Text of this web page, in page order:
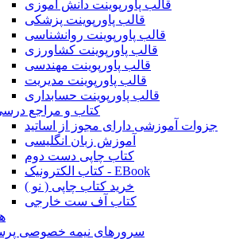
قالب پاورپوینت دانش آموزی
قالب پاورپوینت پزشکی
قالب پاورپوینت روانشناسی
قالب پاورپوینت کشاورزی
قالب پاورپوینت مهندسی
قالب پاورپوینت مدیریت
قالب پاورپوینت حسابداری
کتاب و مراجع
جزوات آموزشی دارای مجوز از اساتید
آموزش زبان انگلیسی
کتاب چاپی دست دوم
کتاب الکترونیک - EBook
خرید کتاب چاپی ( نو )
کتاب آف ست خارجی
سرورهای نیمه خصوصی